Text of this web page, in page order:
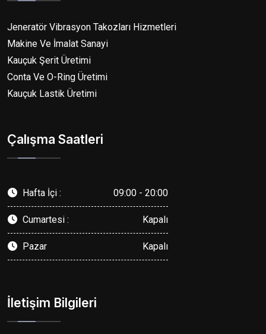
Jeneratör Vibrasyon Takozları Hizmetleri
Makine Ve İmalat Sanayi
Kauçuk Şerit Üretimi
Conta Ve O-Ring Üretimi
Kauçuk Lastik Üretimi
Çalışma Saatleri
Hafta İçi : 09:00 - 20:00
Cumartesi : Kapalı
Pazar Kapalı
İletişim Bilgileri